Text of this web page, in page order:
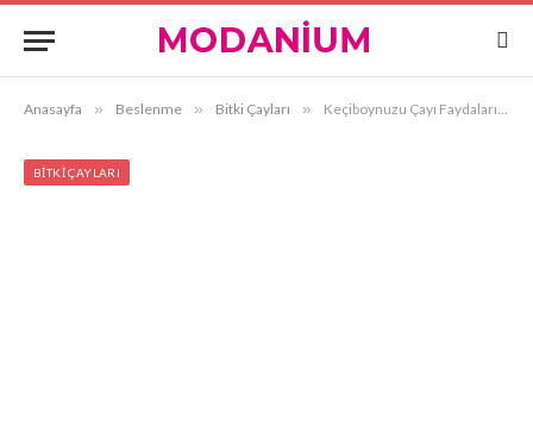
Anasayfa » Beslenme » Bitki Çayları » Keçiboynuzu Çayı Faydaları Nelerdir?
BITKI ÇAYLARI